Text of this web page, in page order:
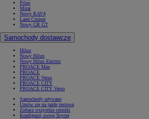
Prius
Mirai
Nowy RAV4
Land Cruiser
Nowy GR GT
Samochody dostawcze
Hilux
Nowy Hilux
Nowy Hilux Electric
PROACE Max
PROACE
PROACE Verso
PROACE CITY
PROACE CITY Verso
Samochody używane
Umów się na jazdę testową
Zobacz wszystkie cenniki
Konfiguruj swoją Toyotę